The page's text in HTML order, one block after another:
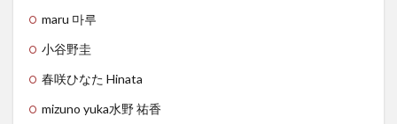
maru 마루
小谷野圭
春咲ひなた Hinata
mizuno yuka水野 祐香